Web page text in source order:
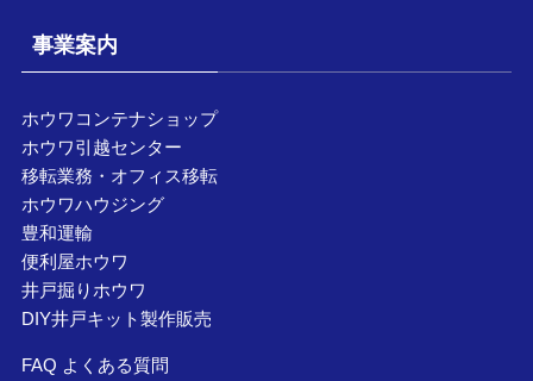
事業案内
ホウワコンテナショップ
ホウワ引越センター
移転業務・オフィス移転
ホウワハウジング
豊和運輸
便利屋ホウワ
井戸掘りホウワ
DIY井戸キット製作販売
FAQ よくある質問